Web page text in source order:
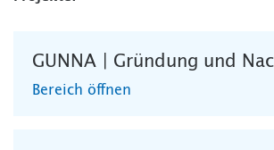
GUNNA | Gründung und
Bereich öffnen